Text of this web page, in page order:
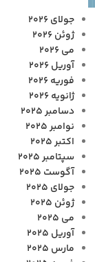
جولای 2026
ژوئن 2026
می 2026
آوریل 2026
فوریه 2026
ژانویه 2026
دسامبر 2025
نوامبر 2025
اکتبر 2025
سپتامبر 2025
آگوست 2025
جولای 2025
ژوئن 2025
می 2025
آوریل 2025
مارس 2025